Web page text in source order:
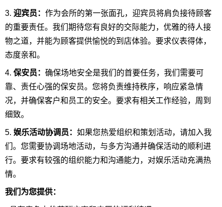
3. 迎宾员： 作为会所的第一张面孔，迎宾员将肩负接待顾客
的重要责任。我们期待您有良好的交际能力，优雅的待人接
物之道，并能为顾客提供愉悦的到店体验。要求仪表得体，
态度亲和。
4. 保安员： 确保场地安全是我们的首要任务，我们需要可
靠、责任心强的保安员。您将负责维持秩序，响应紧急情
况，并确保客户和员工的安全。要求有相关工作经验，周到
细致。
5. 娱乐活动协调员： 如果您热爱组织和策划活动，请加入我
们。您需要协调场地活动，与多方沟通并确保活动的顺利进
行。要求有较强的组织能力和沟通能力，对娱乐活动充满热
情。
我们为您提供：